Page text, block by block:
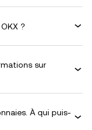
?
sur
À qui puis-